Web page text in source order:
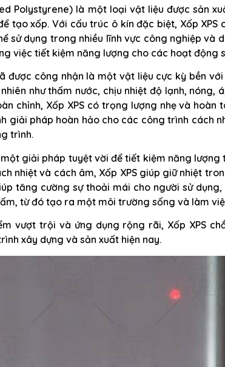
Polystyrene) là một loại vật liệu được sản
tạo xốp. Với cấu trúc ô kín đặc biệt, Xốp
sử dụng trong nhiều lĩnh vực công nghiệp và
việc tiết kiệm năng lượng cho các hoạt động
được công nhận là một vật liệu cực kỳ bền
như thấm nước, chịu nhiệt độ lạnh, nóng,
chỉnh, Xốp XPS có trọng lượng nhẹ và
giải pháp hoàn hảo cho các công trình cách
trình.
một giải pháp tuyệt vời để tiết kiệm năng
nhiệt và cách âm, Xốp XPS giúp giữ nhiệt
tăng cường sự thoải mái cho người sử
từ đó tạo ra một môi trường sống và làm
vượt trội và ứng dụng rộng rãi, Xốp XPS
xây dựng và sản xuất hiện nay.